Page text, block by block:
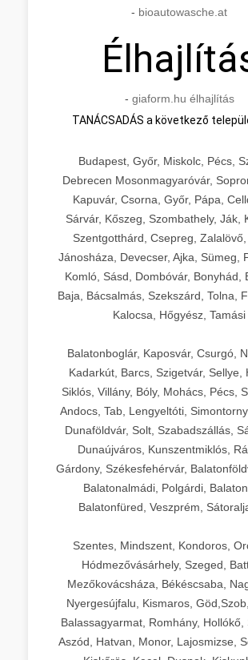
- bioautowasche.at
- giaform.hu élhajlítás
TANÁCSADÁS a következő
Budapest, Győr, Miskolc, Pécs,
Debrecen Mosonmagyaróvár,
Kapuvár, Csorna, Győr, Pápa,
Sárvár, Kőszeg, Szombathely, Ják,
Szentgotthárd, Csepreg, Zalalövő,
Jánosháza, Devecser, Ajka, Sümeg,
Komló, Sásd, Dombóvár, Bonyhád,
Baja, Bácsalmás, Szekszárd, Tolna,
Kalocsa, Hőgyész, Tamási
Balatonboglár, Kaposvár, Csurgó,
Kadarkút, Barcs, Szigetvár, Sellye,
Siklós, Villány, Bóly, Mohács, Pécs,
Andocs, Tab, Lengyeltóti,
Dunaföldvár, Solt, Szabadszállás,
Dunaújváros, Kunszentmiklós,
Gárdony, Székesfehérvár,
Balatonalmádi, Polgárdi,
Balatonfüred, Veszprém,
Szentes, Mindszent, Kondoros,
Hódmezővásárhely, Szeged,
Mezőkovácsháza, Békéscsaba,
Nyergesújfalu, Kismaros,
Balassagyarmat, Romhány, Hollókő,
Aszód, Hatvan, Monor, Lajosmizse,